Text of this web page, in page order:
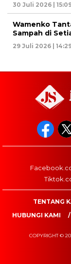
30 Juli 2026 |
Wamenko
Sampah di
29 Juli 2026 |
TENTANG
HUBUNGI KAMI
COPYRIGHT ©